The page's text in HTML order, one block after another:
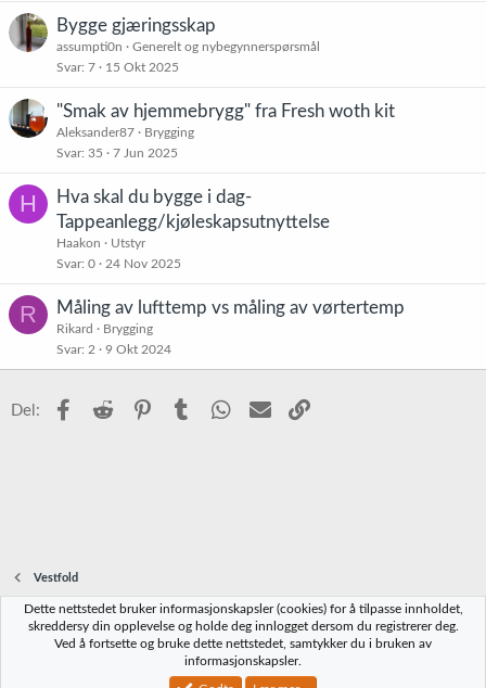
Bygge gjæringsskap
assumpti0n
Generelt og nybegynnerspørsmål
Svar 7 15 Okt 2025
"Smak av hjemmebrygg" fra Fresh woth kit
Aleksander87
Brygging
Svar 35 7 Jun 2025
H
Hva skal du bygge i dag-
Tappeanlegg/kjøleskapsutnyttelse
Haakon
Utstyr
Svar 0 24 Nov 2025
R Måling av lufttemp vs måling av vørtertemp
Rikard
Brygging
Svar 2 9 Okt 2024
Del: Facebook
Reddit PinterestTumblr WhatsApp
E-post
Vestfold
Norbrygg-default
Vilkår og regler Personvernregler
Dette nettstedet bruker informasjonskapsler (cookies) for å tilpasse innholdet,
skreddersy din opplevelse og holde deg innlogget dersom du registrerer deg.
Ved å fortsette og bruke dette nettstedet, samtykker du i bruken av
informasjonskapsler.